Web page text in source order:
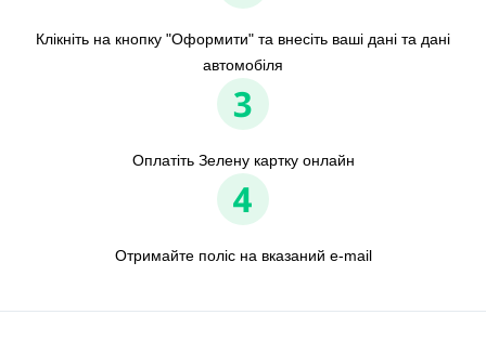
Клікніть на кнопку "Оформити" та внесіть ваші дані та дані
автомобіля
3
Оплатіть Зелену картку онлайн
4
Отримайте поліс на вказаний e-mail